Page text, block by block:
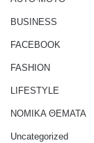
BUSINESS
FACEBOOK
FASHION
LIFESTYLE
NOMIKA ΘΕΜΑΤΑ
Uncategorized